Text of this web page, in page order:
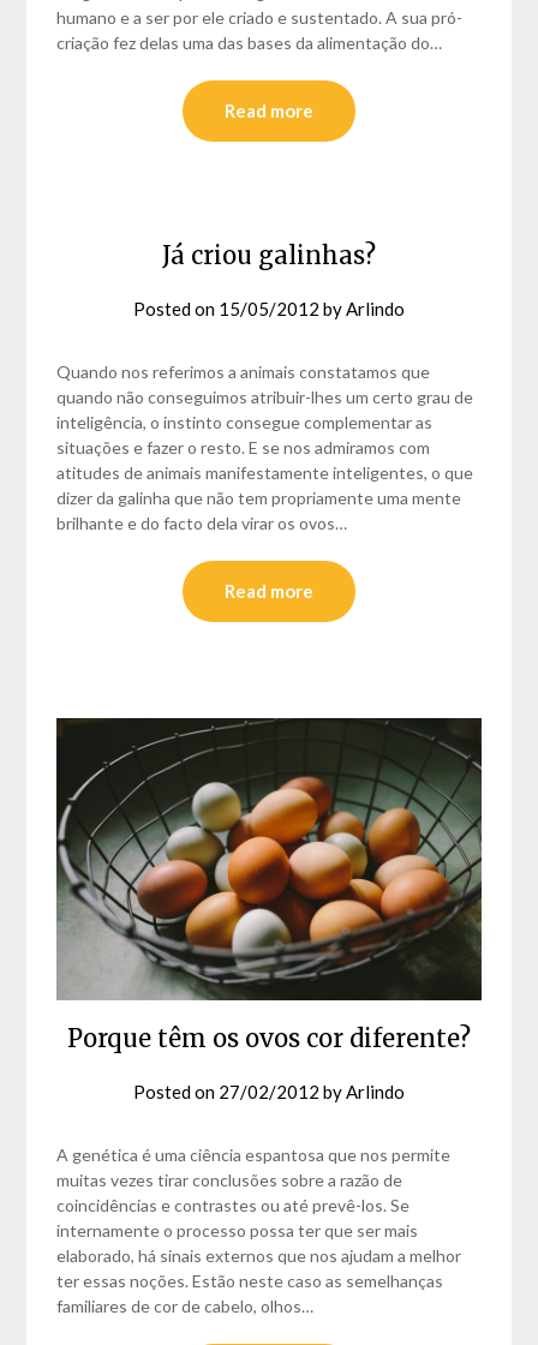
humano e a ser por ele criado e sustentado. A sua pró-
criação fez delas uma das bases da alimentação do…
Read more
Já criou galinhas?
Posted on 15/05/2012 byArlindo
Quando nos referimos a animais constatamos que
quando não conseguimos atribuir-lhes um certo grau de
inteligência, o instinto consegue complementar as
situações e fazer o resto. E se nos admiramos com
atitudes de animais manifestamente inteligentes, o que
dizer da galinha que não tem propriamente uma mente
brilhante e do facto dela virar os ovos…
Read more
Porque têm os ovos cor diferente?
Posted on 27/02/2012 byArlindo
A genética é uma ciência espantosa que nos permite
muitas vezes tirar conclusões sobre a razão de
coincidências e contrastes ou até prevê-los. Se
internamente o processo possa ter que ser mais
elaborado, há sinais externos que nos ajudam a melhor
ter essas noções. Estão neste caso as semelhanças
familiares de cor de cabelo, olhos…